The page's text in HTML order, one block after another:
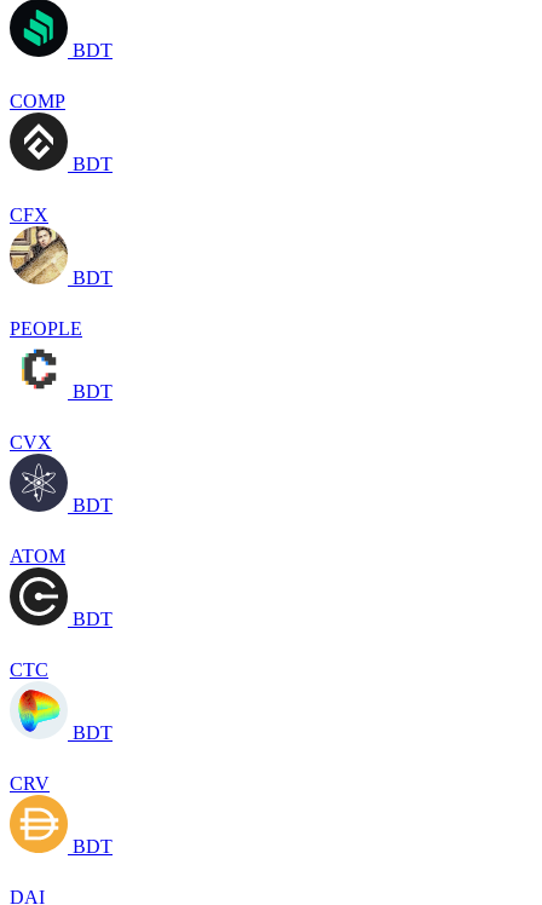
BDT
COMP
BDT
CFX
BDT
PEOPLE
BDT
CVX
BDT
ATOM
BDT
CTC
BDT
CRV
BDT
DAI